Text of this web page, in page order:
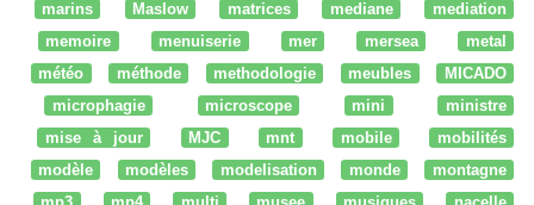
marins
Maslow matrices mediane
mediation
memoire
menuiserie mer mersea
metal
météo
méthode methodologie meubles
MICADO
microphagie
microscope mini
ministre
mise à jour
MJC mnt mobile
mobilités
modèle
modèles modelisation monde
montagne